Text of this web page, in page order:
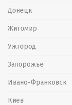
Донецк
Житомир
Ужгород
Запорожье
Ивано-Франковск
Киев